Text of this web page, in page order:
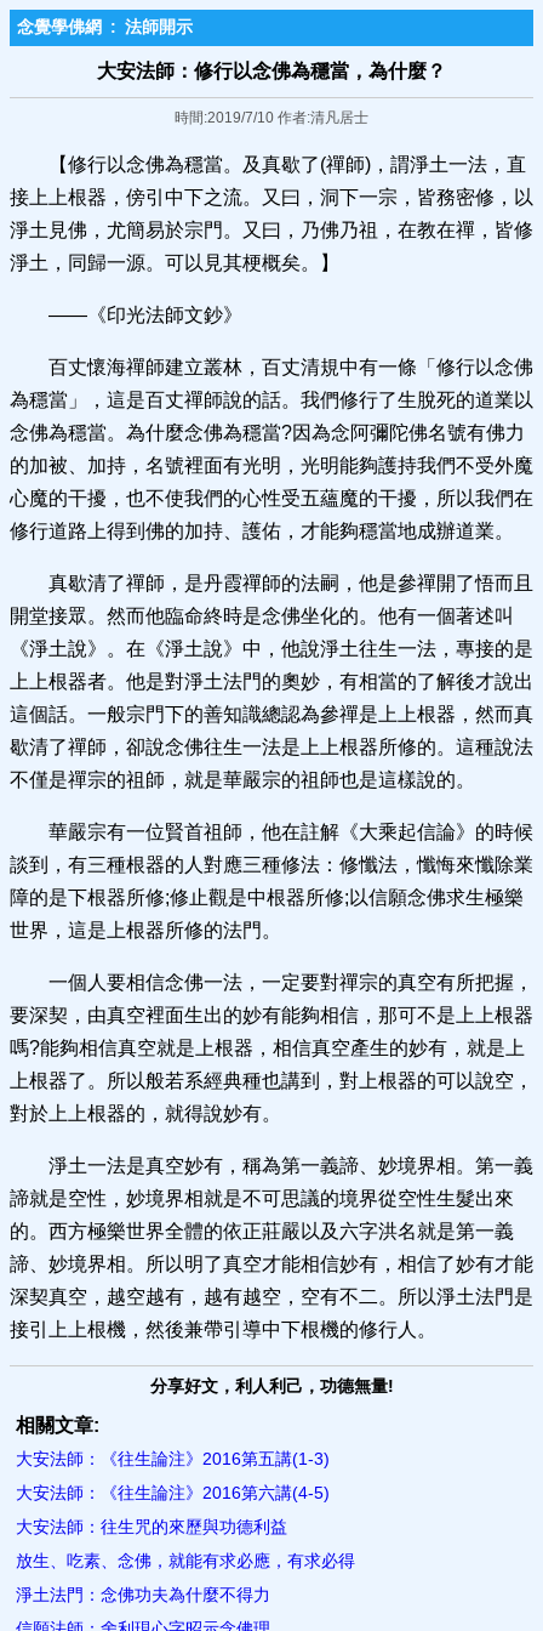
念覺學佛網 : 法師開示
大安法師：修行以念佛為穩當，為什麼？
時間:2019/7/10 作者:清凡居士
【修行以念佛為穩當。及真歇了(禪師)，謂淨土一法，直
接上上根器，傍引中下之流。又曰，洞下一宗，皆務密修，以
淨土見佛，尤簡易於宗門。又曰，乃佛乃祖，在教在禪，皆修
淨土，同歸一源。可以見其梗概矣。】
——《印光法師文鈔》
百丈懷海禪師建立叢林，百丈清規中有一條「修行以念佛
為穩當」，這是百丈禪師說的話。我們修行了生脫死的道業以
念佛為穩當。為什麼念佛為穩當?因為念阿彌陀佛名號有佛力
的加被、加持，名號裡面有光明，光明能夠護持我們不受外魔
心魔的干擾，也不使我們的心性受五蘊魔的干擾，所以我們在
修行道路上得到佛的加持、護佑，才能夠穩當地成辦道業。
真歇清了禪師，是丹霞禪師的法嗣，他是參禪開了悟而且
開堂接眾。然而他臨命終時是念佛坐化的。他有一個著述叫
《淨土說》。在《淨土說》中，他說淨土往生一法，專接的是
上上根器者。他是對淨土法門的奧妙，有相當的了解後才說出
這個話。一般宗門下的善知識總認為參禪是上上根器，然而真
歇清了禪師，卻說念佛往生一法是上上根器所修的。這種說法
不僅是禪宗的祖師，就是華嚴宗的祖師也是這樣說的。
華嚴宗有一位賢首祖師，他在註解《大乘起信論》的時候
談到，有三種根器的人對應三種修法：修懺法，懺悔來懺除業
障的是下根器所修;修止觀是中根器所修;以信願念佛求生極樂
世界，這是上根器所修的法門。
一個人要相信念佛一法，一定要對禪宗的真空有所把握，
要深契，由真空裡面生出的妙有能夠相信，那可不是上上根器
嗎?能夠相信真空就是上根器，相信真空產生的妙有，就是上
上根器了。所以般若系經典種也講到，對上根器的可以說空，
對於上上根器的，就得說妙有。
淨土一法是真空妙有，稱為第一義諦、妙境界相。第一義
諦就是空性，妙境界相就是不可思議的境界從空性生髮出來
的。西方極樂世界全體的依正莊嚴以及六字洪名就是第一義
諦、妙境界相。所以明了真空才能相信妙有，相信了妙有才能
深契真空，越空越有，越有越空，空有不二。所以淨土法門是
接引上上根機，然後兼帶引導中下根機的修行人。
分享好文，利人利己，功德無量!
相關文章:
大安法師：《往生論注》2016第五講(1-3)
大安法師：《往生論注》2016第六講(4-5)
大安法師：往生咒的來歷與功德利益
放生、吃素、念佛，就能有求必應，有求必得
淨土法門：念佛功夫為什麼不得力